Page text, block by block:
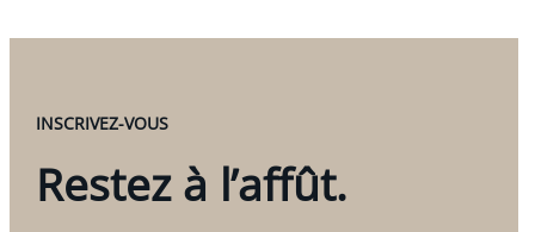
INSCRIVEZ-VOUS
Restez à l’affût.